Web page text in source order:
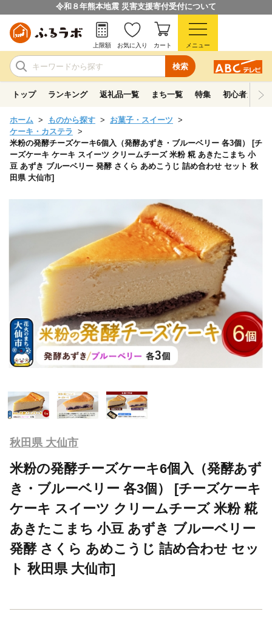
令和８年熊本地震 災害支援寄付受付について
検索
上限額 お気に入り カート メニュー
トップ ランキング 返礼品一覧 まち一覧 特集 初心者ガイド
ホーム ものから探す
お菓子・スイーツ
ケーキ・カステラ
米粉の発酵チーズケーキ6個入（発酵あずき・ブルーベリー 各3個） [チ
ーズケーキ ケーキ スイーツ クリームチーズ 米粉 糀 あきたこまち 小
豆 あずき ブルーベリー 発酵 さくら あめこうじ 詰め合わせ セット 秋
田県 大仙市]
秋田県 大仙市
米粉の発酵チーズケーキ6個入（発酵あず
き・ブルーベリー 各3個） [チーズケーキ
ケーキ スイーツ クリームチーズ 米粉 糀
あきたこまち 小豆 あずき ブルーベリー
発酵 さくら あめこうじ 詰め合わせ セッ
ト 秋田県 大仙市]